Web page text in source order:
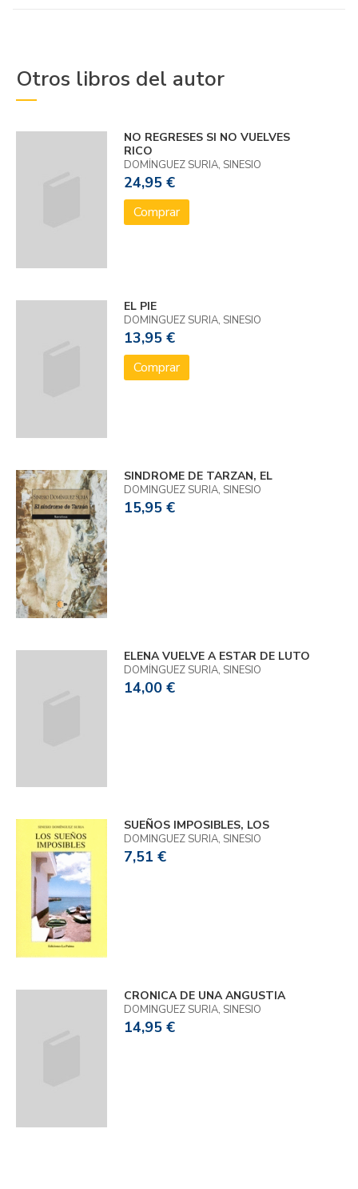
Otros libros del autor
NO REGRESES SI NO VUELVES
RICO
DOMÍNGUEZ SURIA, SINESIO
24,95 €
Comprar
EL PIE
DOMINGUEZ SURIA, SINESIO
13,95 €
Comprar
SINDROME DE TARZAN, EL
DOMINGUEZ SURIA, SINESIO
15,95 €
ELENA VUELVE A ESTAR DE LUTO
DOMÍNGUEZ SURIA, SINESIO
14,00 €
SUEÑOS IMPOSIBLES, LOS
DOMINGUEZ SURIA, SINESIO
7,51 €
CRONICA DE UNA ANGUSTIA
DOMINGUEZ SURIA, SINESIO
14,95 €